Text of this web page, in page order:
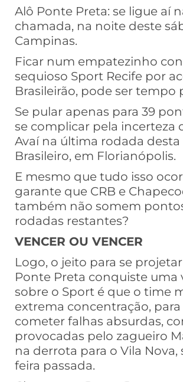
Alô Ponte Preta: se ligue aí
chamada, na noite deste
Campinas.
Ficar num empatezinho
sequioso Sport Recife por
Brasileirão, pode ser tempo
Se pular apenas para 39
se complicar pela incerteza
Avaí na última rodada desta
Brasileiro, em Florianópolis.
E mesmo que tudo isso
garante que CRB e
também não somem
rodadas restantes?
VENCER OU VENCER
Logo, o jeito para se
Ponte Preta conquiste uma
sobre o Sport é que o time
extrema concentração,
cometer falhas absurdas,
provocadas pelo zagueiro
na derrota para o Vila Nova,
feira passada.